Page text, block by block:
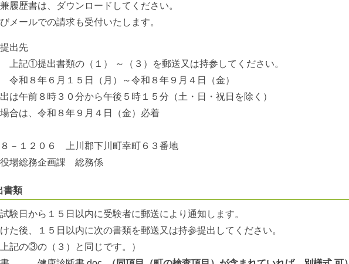
歴書は、ダウンロードしてください。
ールでの請求も受付いたします。
出先
記①提出書類の（１）
～（３）を郵送又は持参してください。
和８年６月１５日（月）～令和８年９月４日（金）
８時３０分から午後５時１５分（土・日・祝日を除く）
、令和８年９月４日（金）必着
０６ 上川郡下川町幸町６３番地
務企画課 総務係
書類
日から１５日以内に受験者に郵送により通知します。
後、１５日以内に次の書類を郵送又は持参提出してください。
の③の（３）と同じです。）